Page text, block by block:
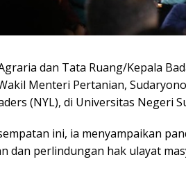
dan Tata Ruang/Kepala
Menteri Pertanian,
(NYL), di Universitas Negeri
ini, ia menyampaikan
dan perlindungan hak ulayat